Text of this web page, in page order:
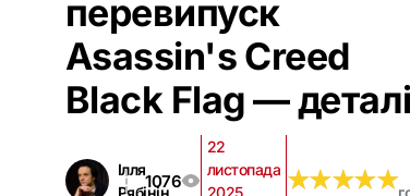
перевипуск
Asassin's Creed
Black Flag — деталі
Ілля
Рябінін
1076
22
листопада
2025,
★★★★★
★★★★★